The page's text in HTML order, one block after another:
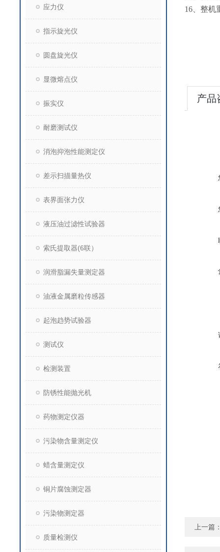
应力仪
指示旋光仪
圆盘旋光仪
显微熔点仪
振实仪
耐磨测试仪
消泡抑泡性能测定仪
差示扫描量热仪
表界面张力仪
液压油过滤性试验器
索氏提取器(6联）
润滑脂漏失量测定器
油液金属磨粒传感器
起泡趋势试验器
测试仪
检测装置
防锈性能抛光机
药物测定仪器
污染物含量测定仪
蜡含量测定仪
铜片腐蚀测定器
污染物测定器
质量检测仪
16、整机
产品
上一篇